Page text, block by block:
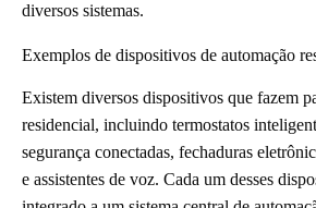
diversos sistemas.
Exemplos de dispositivos de automação
Existem diversos dispositivos que fazem
residencial, incluindo termostatos
segurança conectadas, fechaduras
e assistentes de voz. Cada um desses